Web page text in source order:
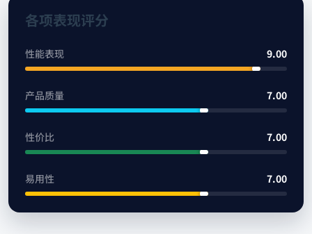
各项表现评分
性能表现 9.00
产品质量 7.00
性价比 7.00
易用性 7.00